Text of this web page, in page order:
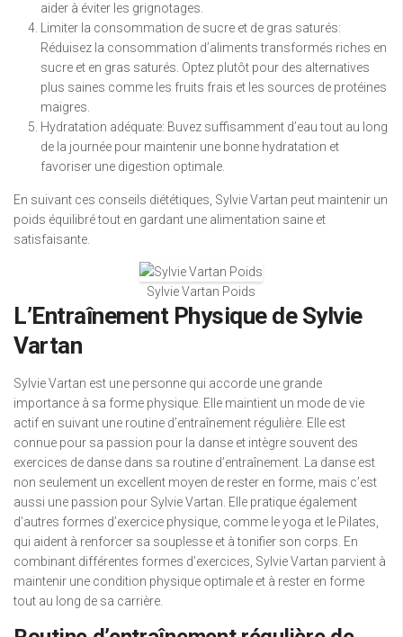
aider à éviter les grignotages.
Limiter la consommation de sucre et de gras saturés:
Réduisez la consommation d’aliments transformés riches en
sucre et en gras saturés. Optez plutôt pour des alternatives
plus saines comme les fruits frais et les sources de protéines
maigres.
Hydratation adéquate: Buvez suffisamment d’eau tout au long
de la journée pour maintenir une bonne hydratation et
favoriser une digestion optimale.
En suivant ces conseils diététiques, Sylvie Vartan peut maintenir un
poids équilibré tout en gardant une alimentation saine et
satisfaisante.
Sylvie Vartan Poids
L’Entraînement Physique de Sylvie
Vartan
Sylvie Vartan est une personne qui accorde une grande
importance à sa forme physique. Elle maintient un mode de vie
actif en suivant une routine d’entraînement régulière. Elle est
connue pour sa passion pour la danse et intègre souvent des
exercices de danse dans sa routine d’entraînement. La danse est
non seulement un excellent moyen de rester en forme, mais c’est
aussi une passion pour Sylvie Vartan. Elle pratique également
d’autres formes d’exercice physique, comme le yoga et le Pilates,
qui aident à renforcer sa souplesse et à tonifier son corps. En
combinant différentes formes d’exercices, Sylvie Vartan parvient à
maintenir une condition physique optimale et à rester en forme
tout au long de sa carrière.